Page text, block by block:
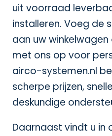
uit voorraad
installeren. Voeg de
aan uw
met ons op voor
airco-systemen.nl
scherpe prijzen,
deskundige
Daarnaast vindt u in